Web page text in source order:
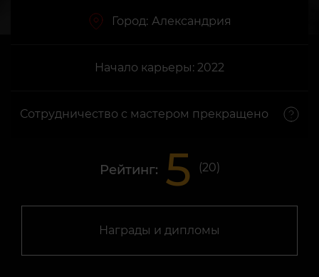
Город: Александрия
Начало карьеры: 2022
Сотрудничество с мастером прекращено
Рейтинг: 5 (20)
Награды и дипломы